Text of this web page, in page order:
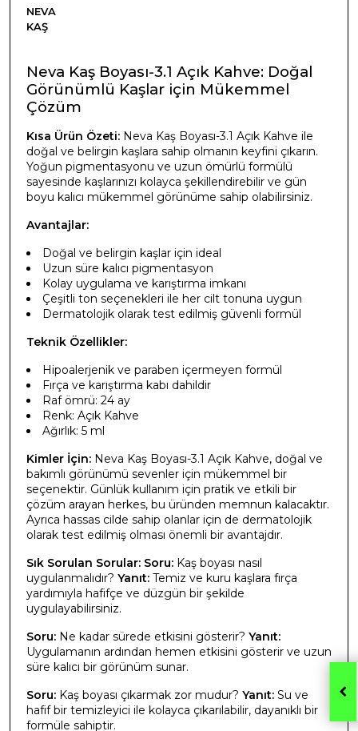
NEVA
KAŞ
Neva Kaş Boyası-3.1 Açık Kahve: Doğal
Görünümlü Kaşlar için Mükemmel
Çözüm
Kısa Ürün Özeti: Neva Kaş Boyası-3.1 Açık Kahve ile
doğal ve belirgin kaşlara sahip olmanın keyfini çıkarın.
Yoğun pigmentasyonu ve uzun ömürlü formülü
sayesinde kaşlarınızı kolayca şekillendirebilir ve gün
boyu kalıcı mükemmel görünüme sahip olabilirsiniz.
Avantajlar:
Doğal ve belirgin kaşlar için ideal
Uzun süre kalıcı pigmentasyon
Kolay uygulama ve karıştırma imkanı
Çeşitli ton seçenekleri ile her cilt tonuna uygun
Dermatolojik olarak test edilmiş güvenli formül
Teknik Özellikler:
Hipoalerjenik ve paraben içermeyen formül
Fırça ve karıştırma kabı dahildir
Raf ömrü: 24 ay
Renk: Açık Kahve
Ağırlık: 5 ml
Kimler İçin: Neva Kaş Boyası-3.1 Açık Kahve, doğal ve
bakımlı görünümü sevenler için mükemmel bir
seçenektir. Günlük kullanım için pratik ve etkili bir
çözüm arayan herkes, bu üründen memnun kalacaktır.
Ayrıca hassas cilde sahip olanlar için de dermatolojik
olarak test edilmiş olması önemli bir avantajdır.
Sık Sorulan Sorular: Soru: Kaş boyası nasıl
uygulanmalıdır? Yanıt: Temiz ve kuru kaşlara fırça
yardımıyla hafifçe ve düzgün bir şekilde
uygulayabilirsiniz.
Soru: Ne kadar sürede etkisini gösterir? Yanıt:
Uygulamanın ardından hemen etkisini gösterir ve uzun
süre kalıcı bir görünüm sunar.
Soru: Kaş boyası çıkarmak zor mudur? Yanıt: Su ve
hafif bir temizleyici ile kolayca çıkarılabilir, dayanıklı bir
formüle sahiptir.